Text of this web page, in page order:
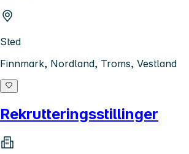
Sted
Finnmark, Nordland, Troms, Vestland
Rekrutteringsstillinger